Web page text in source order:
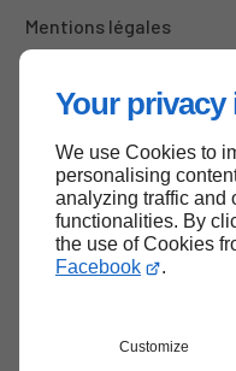
Your
We use Cookies to
personalising
analyzing traffic and
functionalities. By
the use of Cookies
Facebook
.
Customize
Mentions légales